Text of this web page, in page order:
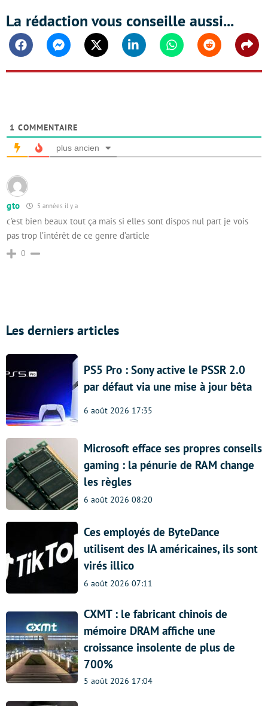
La rédaction vous conseille aussi...
FacebookMessengerTwitter Linkedin WhatsappReddit
1 COMMENTAIRE
plus ancien
gto 5 années il y a
c’est bien beaux tout ça mais si elles sont dispos nul part je vois
pas trop l’intérêt de ce genre d’article
0
Les derniers articles
PS5 Pro : Sony active le PSSR 2.0
par défaut via une mise à jour bêta
6 août 2026 17:35
Microsoft efface ses propres conseils
gaming : la pénurie de RAM change
les règles
6 août 2026 08:20
Ces employés de ByteDance
utilisent des IA américaines, ils sont
virés illico
6 août 2026 07:11
CXMT : le fabricant chinois de
mémoire DRAM affiche une
croissance insolente de plus de
700%
5 août 2026 17:04